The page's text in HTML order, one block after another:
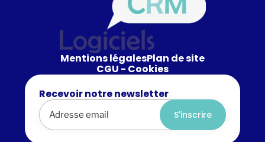
Mentions légalesPlan de site
CGU - Cookies
Recevoir notre newsletter